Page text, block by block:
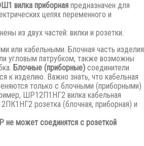
вилка приборная предназначен для
цепях переменного и
из двух частей: вилки и розетки.
или кабельными. Блочная часть изделия
угловым патрубком, также возможны
Блочные (приборные) соединители
к изделию. Важно знать, что кабельная
только с блочными (приборными)
ШР12П1НГ2 вилка кабельная
розетка (блочная, приборная) и
не может соединятся с розеткой